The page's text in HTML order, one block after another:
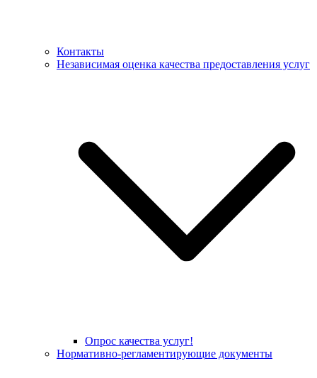
Контакты
Независимая оценка качества предоставления услуг
Опрос качества услуг!
Нормативно-регламентирующие документы